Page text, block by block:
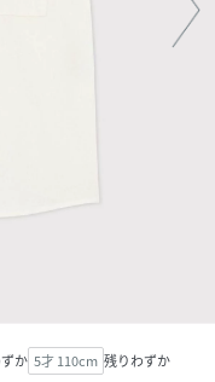
か 5才 110cm 残りわずか